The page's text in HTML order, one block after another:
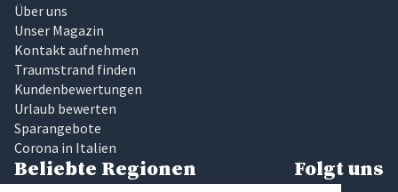
Über uns
Unser Magazin
Kontakt aufnehmen
Traumstrand finden
Kundenbewertungen
Urlaub bewerten
Sparangebote
Corona in Italien
Beliebte Regionen Folgt uns